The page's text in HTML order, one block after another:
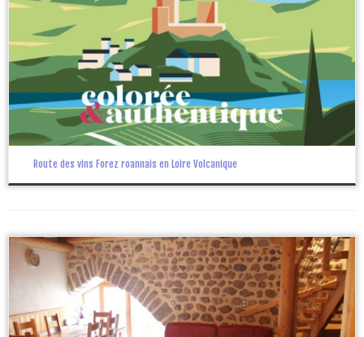
Route des vins Forez roannais en Loire Volcanique